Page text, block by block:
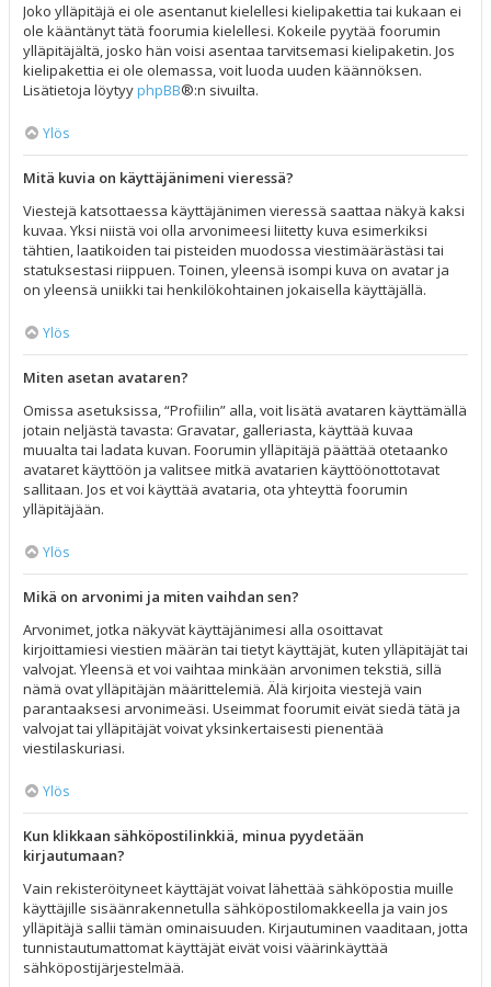
Joko ylläpitäjä ei ole asentanut kielellesi kielipakettia tai kukaan ei
ole kääntänyt tätä foorumia kielellesi. Kokeile pyytää foorumin
ylläpitäjältä, josko hän voisi asentaa tarvitsemasi kielipaketin. Jos
kielipakettia ei ole olemassa, voit luoda uuden käännöksen.
Lisätietoja löytyyphpBB®:n sivuilta.
Ylös
Mitä kuvia on käyttäjänimeni vieressä?
Viestejä katsottaessa käyttäjänimen vieressä saattaa näkyä kaksi
kuvaa. Yksi niistä voi olla arvonimeesi liitetty kuva esimerkiksi
tähtien, laatikoiden tai pisteiden muodossa viestimäärästäsi tai
statuksestasi riippuen. Toinen, yleensä isompi kuva on avatar ja
on yleensä uniikki tai henkilökohtainen jokaisella käyttäjällä.
Ylös
Miten asetan avataren?
Omissa asetuksissa, “Profiilin” alla, voit lisätä avataren käyttämällä
jotain neljästä tavasta: Gravatar, galleriasta, käyttää kuvaa
muualta tai ladata kuvan. Foorumin ylläpitäjä päättää otetaanko
avataret käyttöön ja valitsee mitkä avatarien käyttöönottotavat
sallitaan. Jos et voi käyttää avataria, ota yhteyttä foorumin
ylläpitäjään.
Ylös
Mikä on arvonimi ja miten vaihdan sen?
Arvonimet, jotka näkyvät käyttäjänimesi alla osoittavat
kirjoittamiesi viestien määrän tai tietyt käyttäjät, kuten ylläpitäjät tai
valvojat. Yleensä et voi vaihtaa minkään arvonimen tekstiä, sillä
nämä ovat ylläpitäjän määrittelemiä. Älä kirjoita viestejä vain
parantaaksesi arvonimeäsi. Useimmat foorumit eivät siedä tätä ja
valvojat tai ylläpitäjät voivat yksinkertaisesti pienentää
viestilaskuriasi.
Ylös
Kun klikkaan sähköpostilinkkiä, minua pyydetään
kirjautumaan?
Vain rekisteröityneet käyttäjät voivat lähettää sähköpostia muille
käyttäjille sisäänrakennetulla sähköpostilomakkeella ja vain jos
ylläpitäjä sallii tämän ominaisuuden. Kirjautuminen vaaditaan, jotta
tunnistautumattomat käyttäjät eivät voisi väärinkäyttää
sähköpostijärjestelmää.